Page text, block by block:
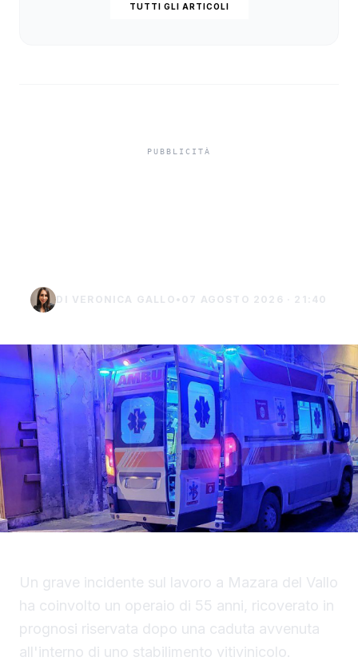
TUTTI GLI ARTICOLI
DI VERONICA GALLO • 07 AGOSTO 2026 · 21:40
Un grave incidente sul lavoro a Mazara del Vallo
ha coinvolto un operaio di 55 anni, ricoverato in
prognosi riservata dopo una caduta avvenuta
all'interno di uno stabilimento vitivinicolo.